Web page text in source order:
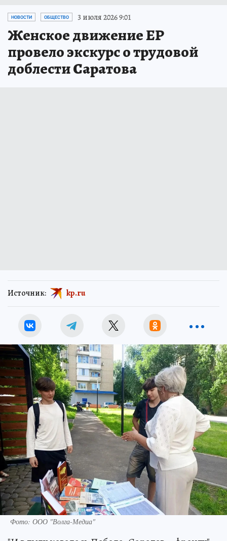
НОВОСТИ ОБЩЕСТВО 3 июля 2026 9:01
Женское движение ЕР
провело экскурс о трудовой
доблести Саратова
Источник: kp.ru
Фото: ООО "Волга-Медиа"